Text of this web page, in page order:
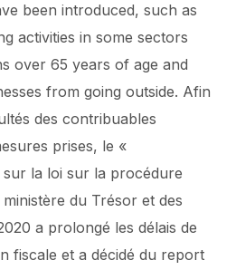
been introduced, such as
activities in some sectors
over 65 years of age and
from going outside. Afin
des contribuables
prises, le «
la loi sur la procédure
du Trésor et des
a prolongé les délais de
fiscale et a décidé du report